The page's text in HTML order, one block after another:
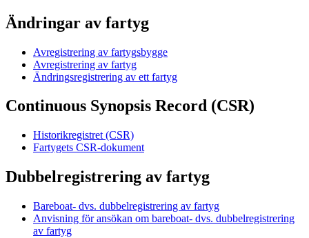
Ändringar av fartyg
Avregistrering av fartygsbygge
Avregistrering av fartyg
Ändringsregistrering av ett fartyg
Continuous Synopsis Record (CSR)
Historikregistret (CSR)
Fartygets CSR-dokument
Dubbelregistrering av fartyg
Bareboat- dvs. dubbelregistrering av fartyg
Anvisning för ansökan om bareboat- dvs. dubbelregistrering
av fartyg